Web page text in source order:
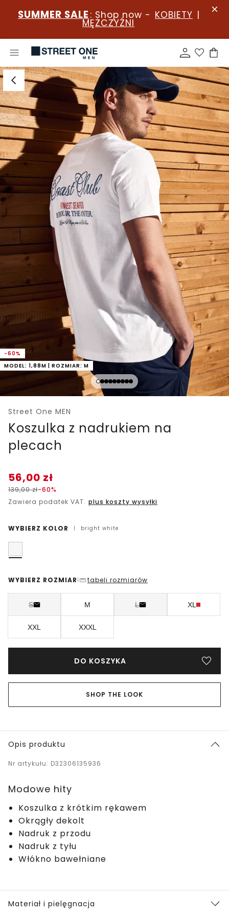
SUMMER SALE : Shop now - KOBIETY |
MĘŻCZYŹNI
-60%
MODEL: 1,88M | ROZMIAR: M
Street One MEN
Koszulka z nadrukiem na
plecach
56,00 zł
139,00zł-60%
Zawiera podatek VAT. plus koszty wysyłki
WYBIERZ KOLOR | bright white
WYBIERZ ROZMIAR | tabeli rozmiarów
S M L XL
XXL XXXL
DO KOSZYKA
SHOP THE LOOK
Opis produktu
Nr artykułu: D32306135936
Modowe hity
Koszulka z krótkim rękawem
Okrągły dekolt
Nadruk z przodu
Nadruk z tyłu
Włókno bawełniane
Materiał i pielęgnacja